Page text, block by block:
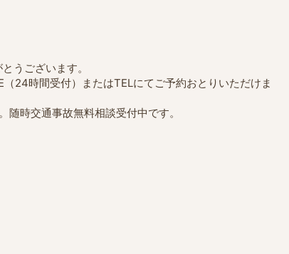
うございます。
（24時間受付）またはTELにてご予約おとりいただけま
時交通事故無料相談受付中です。